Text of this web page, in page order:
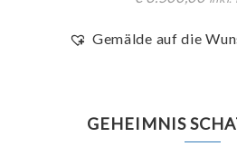
Gemälde auf die
GEHEIMNIS